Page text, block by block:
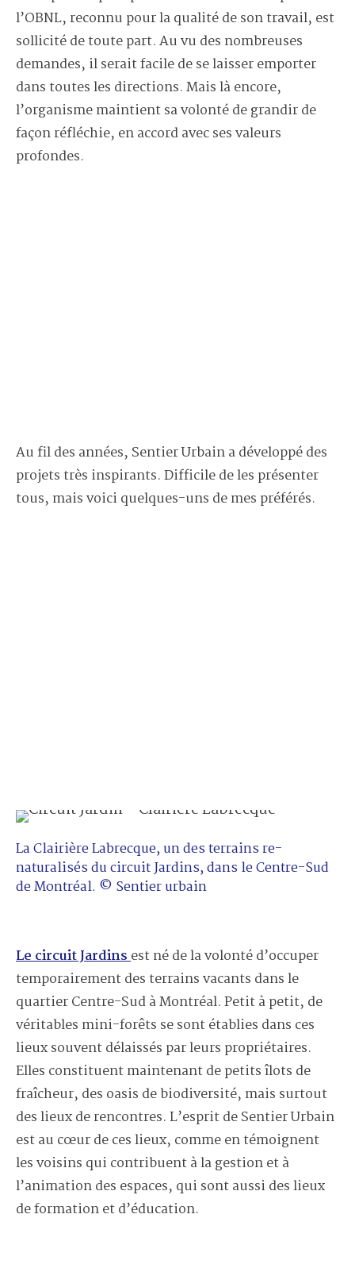
l’OBNL, reconnu pour la qualité de son travail, est
sollicité de toute part. Au vu des nombreuses
demandes, il serait facile de se laisser emporter
dans toutes les directions. Mais là encore,
l’organisme maintient sa volonté de grandir de
façon réfléchie, en accord avec ses valeurs
profondes.
Au fil des années, Sentier Urbain a développé des
projets très inspirants. Difficile de les présenter
tous, mais voici quelques-uns de mes préférés.
La Clairière Labrecque, un des terrains re-
naturalisés du circuit Jardins, dans le Centre-Sud
de Montréal. © Sentier urbain
Le circuit Jardinsest né de la volonté d’occuper
temporairement des terrains vacants dans le
quartier Centre-Sud à Montréal. Petit à petit, de
véritables mini-forêts se sont établies dans ces
lieux souvent délaissés par leurs propriétaires.
Elles constituent maintenant de petits îlots de
fraîcheur, des oasis de biodiversité, mais surtout
des lieux de rencontres. L’esprit de Sentier Urbain
est au cœur de ces lieux, comme en témoignent
les voisins qui contribuent à la gestion et à
l’animation des espaces, qui sont aussi des lieux
de formation et d’éducation.